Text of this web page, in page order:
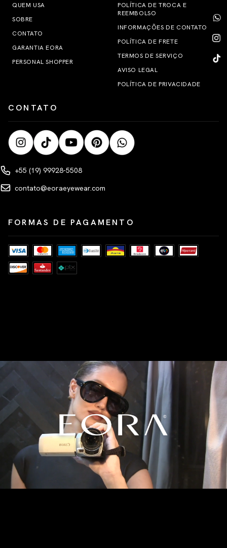
QUEM USA
SOBRE
CONTATO
GARANTIA EORA
PERSONAL SHOPPER
POLÍTICA DE TROCA E
REEMBOLSO
INFORMAÇÕES DE CONTATO
POLÍTICA DE FRETE
TERMOS DE SERVIÇO
AVISO LEGAL
POLÍTICA DE PRIVACIDADE
CONTATO
+55 (19) 99928-5508
contato@eoraeyewear.com
FORMAS DE PAGAMENTO